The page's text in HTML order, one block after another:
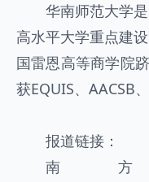
华南师范大学
高水平大学重点建
国雷恩高等商学院
获EQUIS、AACSB
报道链接：
南